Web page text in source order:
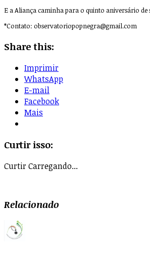
E a Aliança caminha para o quinto aniversário de
*Contato: observatoriopopnegra@gmail.com
Share this:
Imprimir
WhatsApp
E-mail
Facebook
Mais
Curtir isso:
CurtirCarregando...
Relacionado